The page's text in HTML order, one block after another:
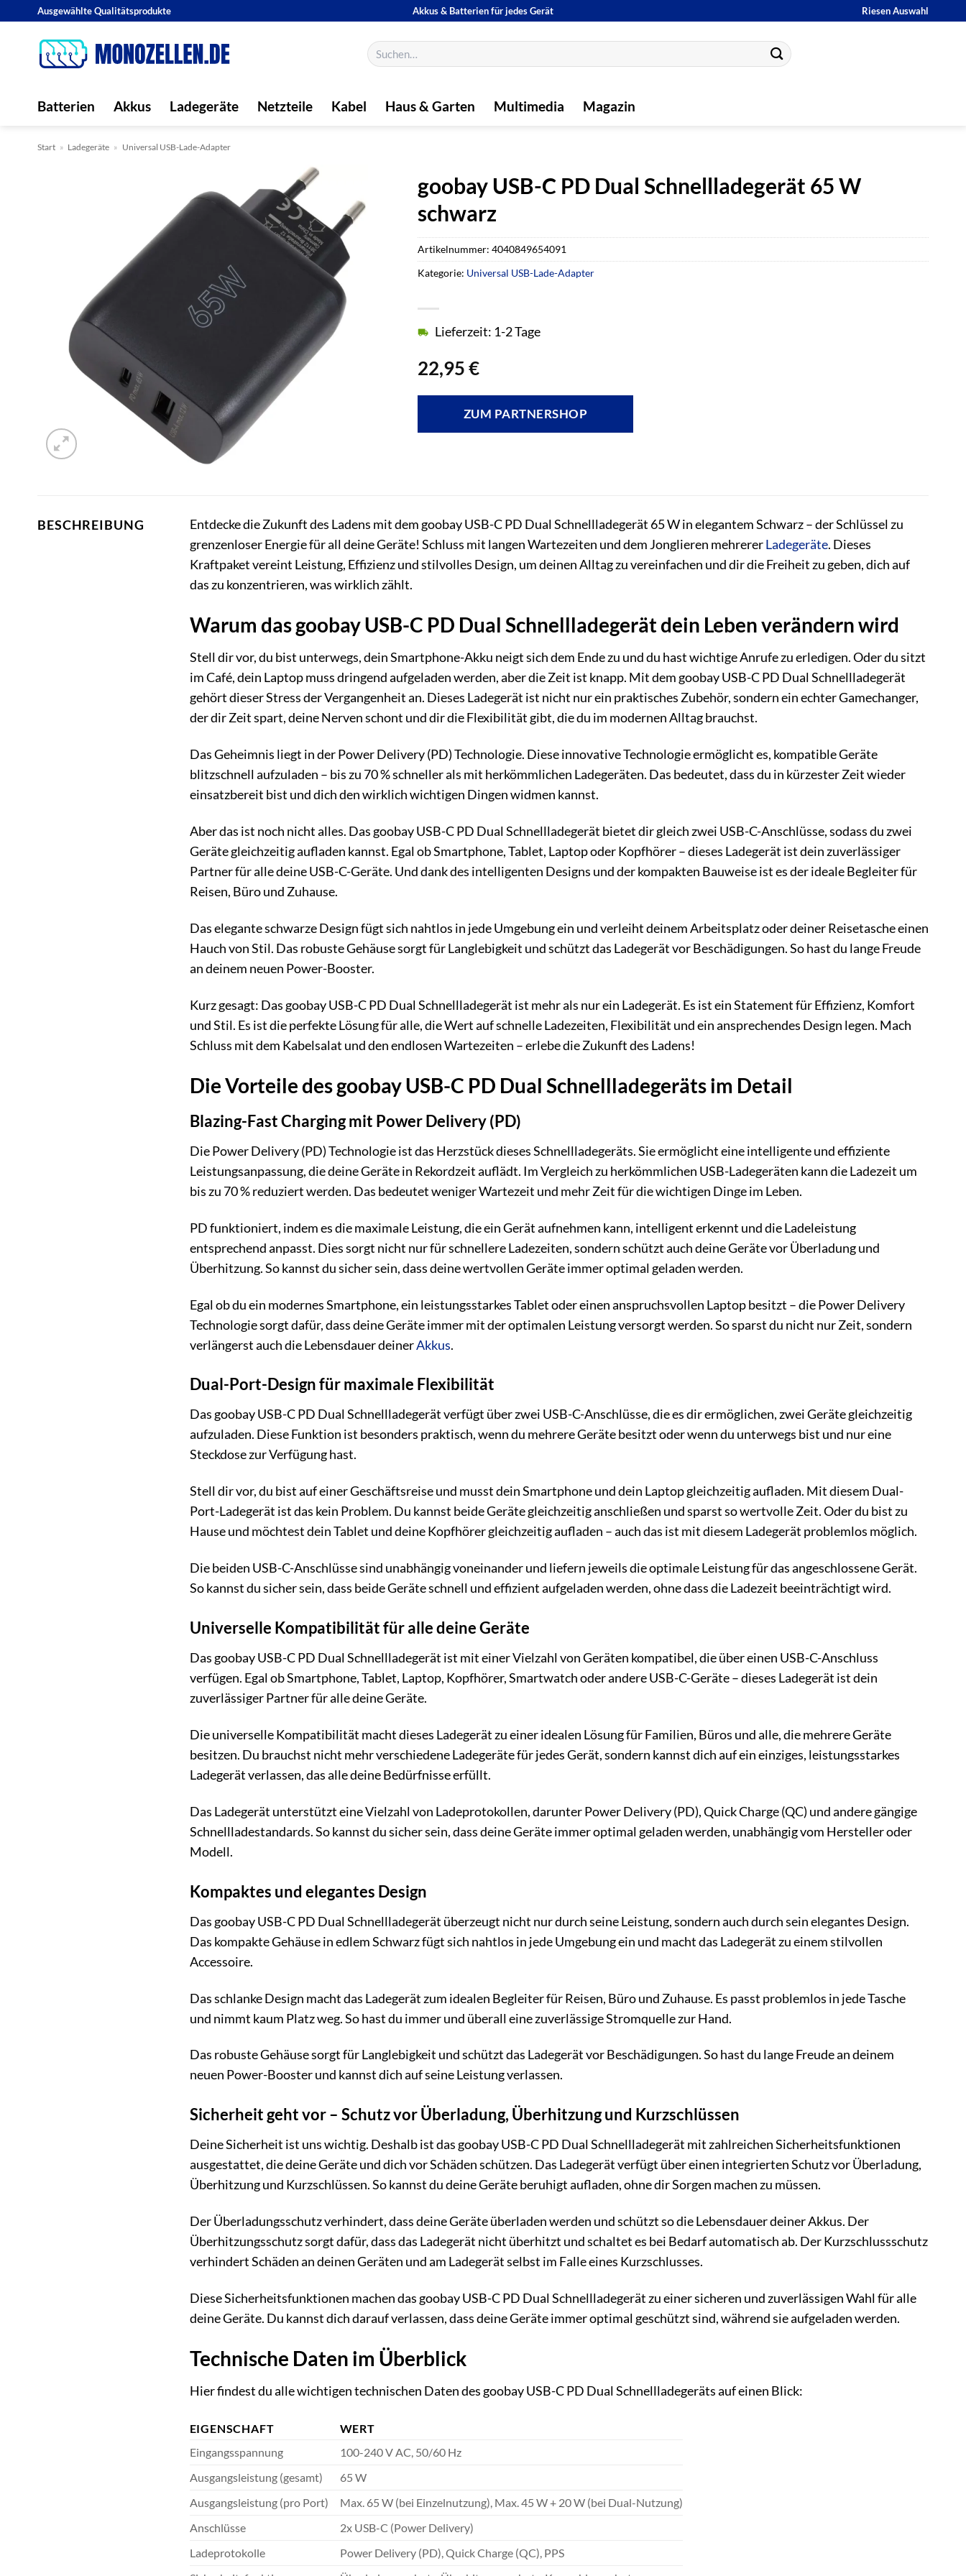
springen
Ausgewählte Qualitätsprodukte Akkus & Batterien für jedes Gerät Riesen Auswahl
Suchen
nach:
Batterien Akkus Ladegeräte Netzteile Kabel Haus & Garten Multimedia Magazin
Start » Ladegeräte » Universal USB-Lade-Adapter
goobay USB-C PD Dual Schnellladegerät 65 W
schwarz
22,95€
Lieferzeit: 1-2 Tage
ZUM PARTNERSHOP
Artikelnummer:4040849654091
Kategorie: Universal USB-Lade-Adapter
BESCHREIBUNG
Entdecke die Zukunft des Ladens mit dem goobay USB-C PD Dual Schnellladegerät 65 W in elegantem Schwarz – der Schlüssel zu
grenzenloser Energie für all deine Geräte! Schluss mit langen Wartezeiten und dem Jonglieren mehrererLadegeräte. Dieses
Kraftpaket vereint Leistung, Effizienz und stilvolles Design, um deinen Alltag zu vereinfachen und dir die Freiheit zu geben, dich auf
das zu konzentrieren, was wirklich zählt.
Warum das goobay USB-C PD Dual Schnellladegerät dein Leben verändern wird
Stell dir vor, du bist unterwegs, dein Smartphone-Akku neigt sich dem Ende zu und du hast wichtige Anrufe zu erledigen. Oder du sitzt
im Café, dein Laptop muss dringend aufgeladen werden, aber die Zeit ist knapp. Mit dem goobay USB-C PD Dual Schnellladegerät
gehört dieser Stress der Vergangenheit an. Dieses Ladegerät ist nicht nur ein praktisches Zubehör, sondern ein echter Gamechanger,
der dir Zeit spart, deine Nerven schont und dir die Flexibilität gibt, die du im modernen Alltag brauchst.
Das Geheimnis liegt in der Power Delivery (PD) Technologie. Diese innovative Technologie ermöglicht es, kompatible Geräte
blitzschnell aufzuladen – bis zu 70 % schneller als mit herkömmlichen Ladegeräten. Das bedeutet, dass du in kürzester Zeit wieder
einsatzbereit bist und dich den wirklich wichtigen Dingen widmen kannst.
Aber das ist noch nicht alles. Das goobay USB-C PD Dual Schnellladegerät bietet dir gleich zwei USB-C-Anschlüsse, sodass du zwei
Geräte gleichzeitig aufladen kannst. Egal ob Smartphone, Tablet, Laptop oder Kopfhörer – dieses Ladegerät ist dein zuverlässiger
Partner für alle deine USB-C-Geräte. Und dank des intelligenten Designs und der kompakten Bauweise ist es der ideale Begleiter für
Reisen, Büro und Zuhause.
Das elegante schwarze Design fügt sich nahtlos in jede Umgebung ein und verleiht deinem Arbeitsplatz oder deiner Reisetasche einen
Hauch von Stil. Das robuste Gehäuse sorgt für Langlebigkeit und schützt das Ladegerät vor Beschädigungen. So hast du lange Freude
an deinem neuen Power-Booster.
Kurz gesagt: Das goobay USB-C PD Dual Schnellladegerät ist mehr als nur ein Ladegerät. Es ist ein Statement für Effizienz, Komfort
und Stil. Es ist die perfekte Lösung für alle, die Wert auf schnelle Ladezeiten, Flexibilität und ein ansprechendes Design legen. Mach
Schluss mit dem Kabelsalat und den endlosen Wartezeiten – erlebe die Zukunft des Ladens!
Die Vorteile des goobay USB-C PD Dual Schnellladegeräts im Detail
Blazing-Fast Charging mit Power Delivery (PD)
Die Power Delivery (PD) Technologie ist das Herzstück dieses Schnellladegeräts. Sie ermöglicht eine intelligente und effiziente
Leistungsanpassung, die deine Geräte in Rekordzeit auflädt. Im Vergleich zu herkömmlichen USB-Ladegeräten kann die Ladezeit um
bis zu 70 % reduziert werden. Das bedeutet weniger Wartezeit und mehr Zeit für die wichtigen Dinge im Leben.
PD funktioniert, indem es die maximale Leistung, die ein Gerät aufnehmen kann, intelligent erkennt und die Ladeleistung
entsprechend anpasst. Dies sorgt nicht nur für schnellere Ladezeiten, sondern schützt auch deine Geräte vor Überladung und
Überhitzung. So kannst du sicher sein, dass deine wertvollen Geräte immer optimal geladen werden.
Egal ob du ein modernes Smartphone, ein leistungsstarkes Tablet oder einen anspruchsvollen Laptop besitzt – die Power Delivery
Technologie sorgt dafür, dass deine Geräte immer mit der optimalen Leistung versorgt werden. So sparst du nicht nur Zeit, sondern
verlängerst auch die Lebensdauer deinerAkkus.
Dual-Port-Design für maximale Flexibilität
Das goobay USB-C PD Dual Schnellladegerät verfügt über zwei USB-C-Anschlüsse, die es dir ermöglichen, zwei Geräte gleichzeitig
aufzuladen. Diese Funktion ist besonders praktisch, wenn du mehrere Geräte besitzt oder wenn du unterwegs bist und nur eine
Steckdose zur Verfügung hast.
Stell dir vor, du bist auf einer Geschäftsreise und musst dein Smartphone und dein Laptop gleichzeitig aufladen. Mit diesem Dual-
Port-Ladegerät ist das kein Problem. Du kannst beide Geräte gleichzeitig anschließen und sparst so wertvolle Zeit. Oder du bist zu
Hause und möchtest dein Tablet und deine Kopfhörer gleichzeitig aufladen – auch das ist mit diesem Ladegerät problemlos möglich.
Die beiden USB-C-Anschlüsse sind unabhängig voneinander und liefern jeweils die optimale Leistung für das angeschlossene Gerät.
So kannst du sicher sein, dass beide Geräte schnell und effizient aufgeladen werden, ohne dass die Ladezeit beeinträchtigt wird.
Universelle Kompatibilität für alle deine Geräte
Das goobay USB-C PD Dual Schnellladegerät ist mit einer Vielzahl von Geräten kompatibel, die über einen USB-C-Anschluss
verfügen. Egal ob Smartphone, Tablet, Laptop, Kopfhörer, Smartwatch oder andere USB-C-Geräte – dieses Ladegerät ist dein
zuverlässiger Partner für alle deine Geräte.
Die universelle Kompatibilität macht dieses Ladegerät zu einer idealen Lösung für Familien, Büros und alle, die mehrere Geräte
besitzen. Du brauchst nicht mehr verschiedene Ladegeräte für jedes Gerät, sondern kannst dich auf ein einziges, leistungsstarkes
Ladegerät verlassen, das alle deine Bedürfnisse erfüllt.
Das Ladegerät unterstützt eine Vielzahl von Ladeprotokollen, darunter Power Delivery (PD), Quick Charge (QC) und andere gängige
Schnellladestandards. So kannst du sicher sein, dass deine Geräte immer optimal geladen werden, unabhängig vom Hersteller oder
Modell.
Kompaktes und elegantes Design
Das goobay USB-C PD Dual Schnellladegerät überzeugt nicht nur durch seine Leistung, sondern auch durch sein elegantes Design.
Das kompakte Gehäuse in edlem Schwarz fügt sich nahtlos in jede Umgebung ein und macht das Ladegerät zu einem stilvollen
Accessoire.
Das schlanke Design macht das Ladegerät zum idealen Begleiter für Reisen, Büro und Zuhause. Es passt problemlos in jede Tasche
und nimmt kaum Platz weg. So hast du immer und überall eine zuverlässige Stromquelle zur Hand.
Das robuste Gehäuse sorgt für Langlebigkeit und schützt das Ladegerät vor Beschädigungen. So hast du lange Freude an deinem
neuen Power-Booster und kannst dich auf seine Leistung verlassen.
Sicherheit geht vor – Schutz vor Überladung, Überhitzung und Kurzschlüssen
Deine Sicherheit ist uns wichtig. Deshalb ist das goobay USB-C PD Dual Schnellladegerät mit zahlreichen Sicherheitsfunktionen
ausgestattet, die deine Geräte und dich vor Schäden schützen. Das Ladegerät verfügt über einen integrierten Schutz vor Überladung,
Überhitzung und Kurzschlüssen. So kannst du deine Geräte beruhigt aufladen, ohne dir Sorgen machen zu müssen.
Der Überladungsschutz verhindert, dass deine Geräte überladen werden und schützt so die Lebensdauer deiner Akkus. Der
Überhitzungsschutz sorgt dafür, dass das Ladegerät nicht überhitzt und schaltet es bei Bedarf automatisch ab. Der Kurzschlussschutz
verhindert Schäden an deinen Geräten und am Ladegerät selbst im Falle eines Kurzschlusses.
Diese Sicherheitsfunktionen machen das goobay USB-C PD Dual Schnellladegerät zu einer sicheren und zuverlässigen Wahl für alle
deine Geräte. Du kannst dich darauf verlassen, dass deine Geräte immer optimal geschützt sind, während sie aufgeladen werden.
Technische Daten im Überblick
Hier findest du alle wichtigen technischen Daten des goobay USB-C PD Dual Schnellladegeräts auf einen Blick:
EIGENSCHAFT
WERT
Eingangsspannung
100-240 V AC, 50/60 Hz
Ausgangsleistung (gesamt)
65 W
Ausgangsleistung (pro Port)
Max. 65 W (bei Einzelnutzung), Max. 45 W + 20 W (bei Dual-Nutzung)
Anschlüsse
2x USB-C (Power Delivery)
Ladeprotokolle
Power Delivery (PD), Quick Charge (QC), PPS